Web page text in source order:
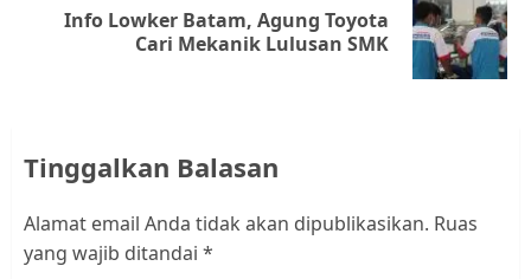
NextInfo Lowker Batam, Agung Toyota
Cari Mekanik Lulusan SMK
Tinggalkan Balasan
Alamat email Anda tidak akan dipublikasikan. Ruas
yang wajib ditandai *